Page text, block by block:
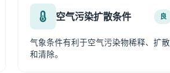
空气污染扩散条件 良
气象条件有利于空气污染物稀释、扩散
和清除。